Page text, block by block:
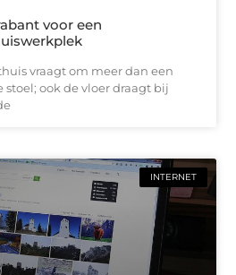
voor een
vraagt om meer dan een
stoel; ook de vloer draagt bij
INTERNET